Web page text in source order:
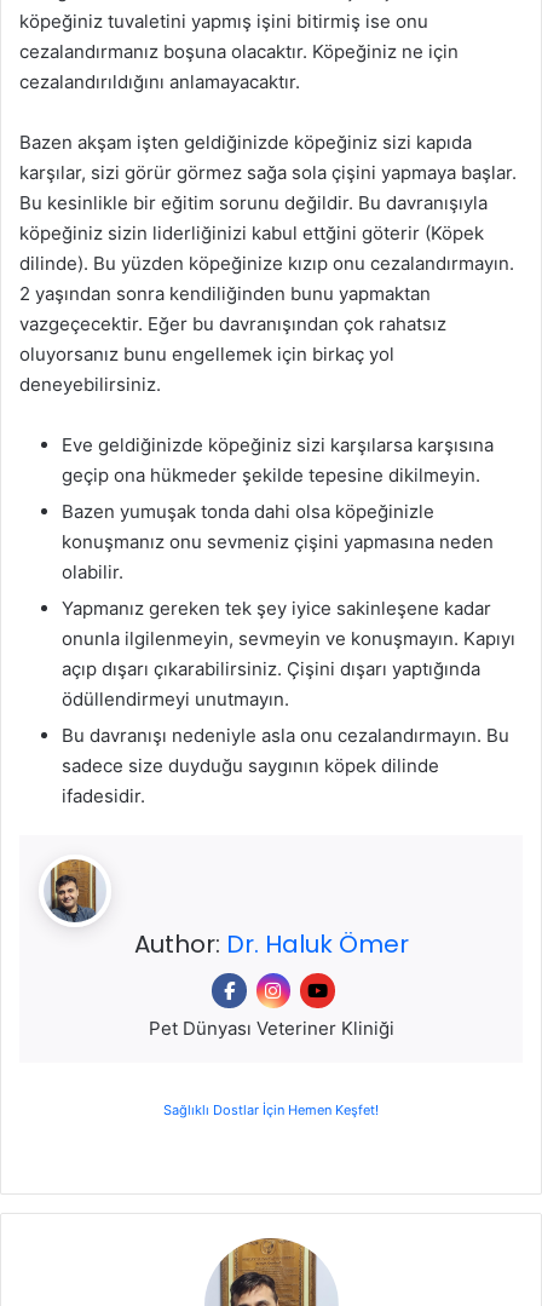
köpeğiniz tuvaletini yapmış işini bitirmiş ise onu
cezalandırmanız boşuna olacaktır. Köpeğiniz ne için
cezalandırıldığını anlamayacaktır.
Bazen akşam işten geldiğinizde köpeğiniz sizi kapıda
karşılar, sizi görür görmez sağa sola çişini yapmaya başlar.
Bu kesinlikle bir eğitim sorunu değildir. Bu davranışıyla
köpeğiniz sizin liderliğinizi kabul ettğini göterir (Köpek
dilinde). Bu yüzden köpeğinize kızıp onu cezalandırmayın.
2 yaşından sonra kendiliğinden bunu yapmaktan
vazgeçecektir. Eğer bu davranışından çok rahatsız
oluyorsanız bunu engellemek için birkaç yol
deneyebilirsiniz.
Eve geldiğinizde köpeğiniz sizi karşılarsa karşısına
geçip ona hükmeder şekilde tepesine dikilmeyin.
Bazen yumuşak tonda dahi olsa köpeğinizle
konuşmanız onu sevmeniz çişini yapmasına neden
olabilir.
Yapmanız gereken tek şey iyice sakinleşene kadar
onunla ilgilenmeyin, sevmeyin ve konuşmayın. Kapıyı
açıp dışarı çıkarabilirsiniz. Çişini dışarı yaptığında
ödüllendirmeyi unutmayın.
Bu davranışı nedeniyle asla onu cezalandırmayın. Bu
sadece size duyduğu saygının köpek dilinde
ifadesidir.
Author: Dr. Haluk Ömer
Pet Dünyası Veteriner Kliniği
Sağlıklı Dostlar İçin Hemen Keşfet!